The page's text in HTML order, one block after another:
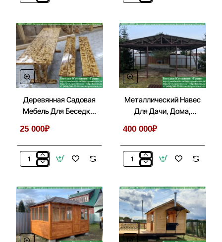
В
Беседках
Бытовках,
Хозблоках
С
Лестницей
Перед
Входом
Деревянная Садовая
Мебель Для Беседки,
25 000₽
Деревянная
Для
Беседки,
Летней
Кухни
Металлический Навес
Для Дачи, Дома,
400 000₽
Металлический
Дачи,
Дома,
Автомобиля